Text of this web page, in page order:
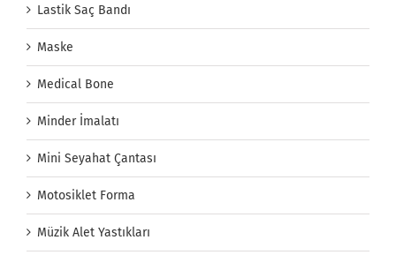
Lastik Saç Bandı
Maske
Medical Bone
Minder İmalatı
Mini Seyahat Çantası
Motosiklet Forma
Müzik Alet Yastıkları